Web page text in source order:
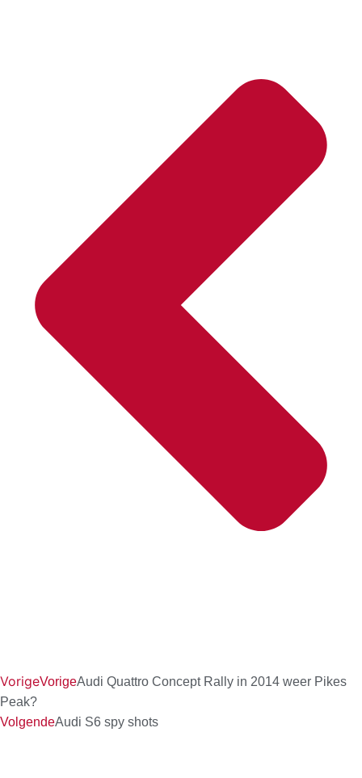
VorigeVorigeAudi Quattro Concept Rally in 2014 weer Pikes
Peak?
VolgendeAudi S6 spy shots